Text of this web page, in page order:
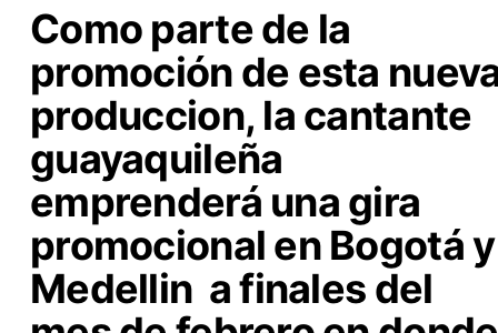
Como parte de la
promoción de esta
produccion, la cantante
guayaquileña
emprenderá una gira
promocional en Bogotá y
Medellin a finales del